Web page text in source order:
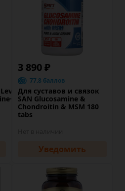
3 890 ₽
77.8 баллов
Для суставов и связок
SAN Glucosamine &
Chondroitin & MSM 180
tabs
Уведомить